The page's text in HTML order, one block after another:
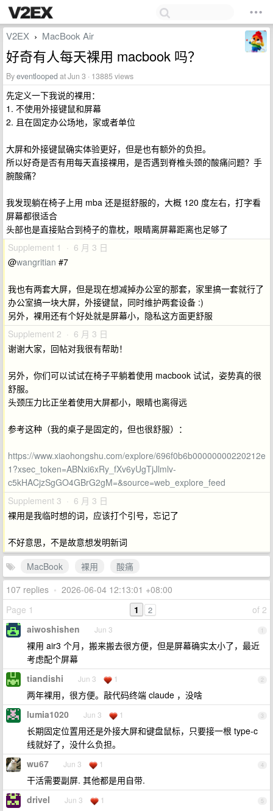
V2EX › MacBook Air
好奇有人每天裸用 macbook 吗？
Byeventlooped at Jun 3 · 13885 views
先定义一下我说的裸用：
1. 不使用外接键鼠和屏幕
2. 且在固定办公场地，家或者单位
大屏和外接键鼠确实体验更好，但是也有额外的负担。
所以好奇是否有用每天直接裸用，是否遇到脊椎头颈的酸痛问题？手
腕酸痛？
我发现躺在椅子上用 mba 还是挺舒服的，大概 120 度左右，打字看
屏幕都很适合
头部也是直接贴合到椅子的靠枕，眼睛离屏幕距离也足够了
Supplement 1 · 6 月 3 日
@wangritian #7
我也有两套大屏，但是现在想减掉办公室的那套，家里搞一套就行了
办公室搞一块大屏，外接键鼠，同时维护两套设备 :)
另外，裸用还有个好处就是屏幕小，隐私这方面更舒服
Supplement 2 · 6 月 3 日
谢谢大家，回帖对我很有帮助！
另外，你们可以试试在椅子平躺着使用 macbook 试试，姿势真的很
舒服。
头颈压力比正坐着使用大屏都小，眼睛也离得远
参考这种（我的桌子是固定的，但也很舒服）：
https://www.xiaohongshu.com/explore/696f0b6b00000000220212e
1?xsec_token=ABNxi6xRy_fXv6yUgTjJlmlv-
c5kHACjzSgGO4GBrG2gM=&source=web_explore_feed
Supplement 3 · 6 月 3 日
裸用是我临时想的词，应该打个引号，忘记了
不好意思，不是故意想发明新词
MacBook
裸用
酸痛
107 replies • 2026-06-04 12:13:01 +08:00
Page 1
of 2
1 2
1
aiwoshishen Jun 3
裸用 air3 个月，搬来搬去很方便，但是屏幕确实太小了，最近
考虑配个屏幕
2
tiandishi Jun 3 1
两年裸用，很方便。敲代码终端 claude ，没啥
3
lumia1020 Jun 3 1
长期固定位置用还是外接大屏和键盘鼠标，只要接一根 type-c
线就好了，没什么负担。
4
wu67 Jun 3 1
干活需要副屏. 其他都是用自带.
5
drivel Jun 3 1